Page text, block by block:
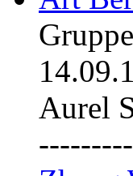
Aurel